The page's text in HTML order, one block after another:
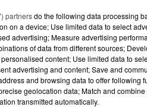
les faits.
partnersdo the following data processing
on a device; Use limited data to select
advertising; Measure advertising
of data from different sources;
content; Use limited data to
advertising and content; Save and
and browsing data to offer
geolocation data; Match and
transmitted automatically.